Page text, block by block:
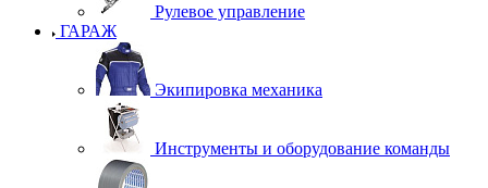
Рулевое управление
ГАРАЖ
Экипировка механика
Инструменты и оборудование команды